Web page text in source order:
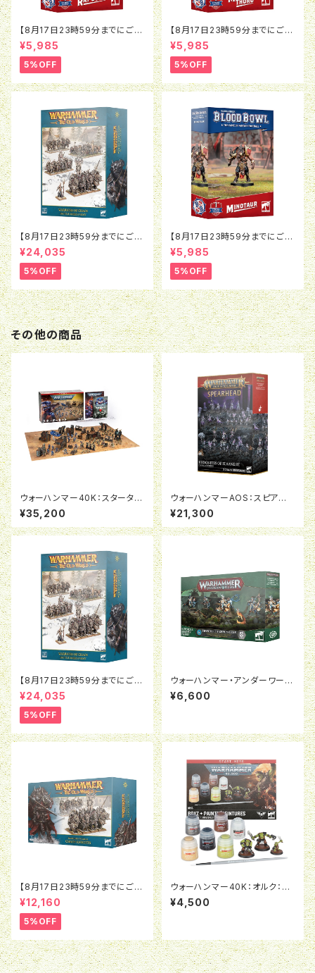
【8月17日23時59分までにご予
約で5％OFF】ブラッドボウル：ラ
ットオウガ
¥5,985
5%OFF
【8月17日23時59分までにご予
約で5％OFF】ブラッドボウル：モ
ルグ＝ンソルグ
¥5,985
5%OFF
【8月17日23時59分までにご予
約で5％OFF】オールドワール
ド：ウォリアー・オヴ・ケイオス：バ
トルマーチアーミー
¥24,035
5%OFF
【8月17日23時59分までにご予
約で5％OFF】ブラッドボウル：ミ
ノタウロス
¥5,985
5%OFF
その他の商品
ウォーハンマー40K：スターター
セット（日本語版）
¥35,200
ウォーハンマーAOS：スピアヘッ
ド：エピキュリアン・レヴェラー
¥21,300
【8月17日23時59分までにご予
約で5％OFF】オールドワール
ド：ウォリアー・オヴ・ケイオス：バ
トルマーチアーミー
¥24,035
5%OFF
ウォーハンマー・アンダーワール
ド：スリエールの軽風隊
¥6,600
【8月17日23時59分までにご予
約で5％OFF】オールドワール
ド：ウォリアー・オヴ・ケイオス：ケ
イオスナイト
¥12,160
5%OFF
ウォーハンマー40K：オルク：ボ
ゥイ＆ペイント
¥4,500